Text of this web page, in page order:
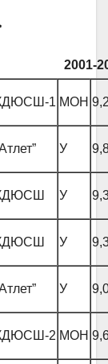
2001-
1 МОН
У
У
У
У
2 МОН